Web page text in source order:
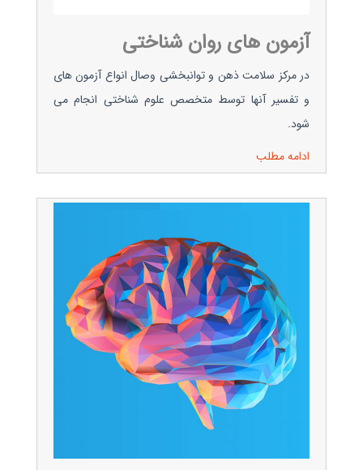
آزمون های روان شناختی
در مرکز سلامت ذهن و توانبخشی وصال انواع آزمون های
و تفسیر آنها توسط متخصص علوم شناختی انجام می
شود.
ادامه مطلب